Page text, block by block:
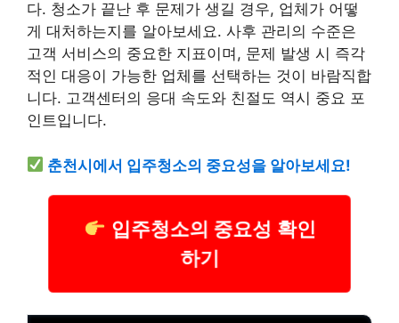
다. 청소가 끝난 후 문제가 생길 경우, 업체가 어떻
게 대처하는지를 알아보세요. 사후 관리의 수준은
고객 서비스의 중요한 지표이며, 문제 발생 시 즉각
적인 대응이 가능한 업체를 선택하는 것이 바람직합
니다. 고객센터의 응대 속도와 친절도 역시 중요 포
인트입니다.
춘천시에서 입주청소의 중요성을 알아보세요!
입주청소의 중요성 확인
하기